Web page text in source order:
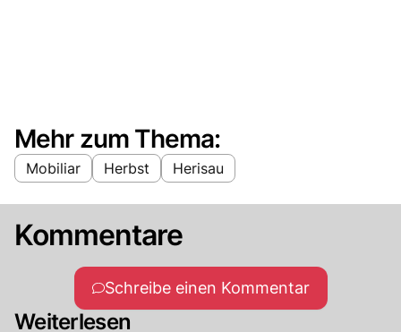
Mehr zum Thema:
Mobiliar Herbst Herisau
Kommentare
Schreibe einen Kommentar
Weiterlesen